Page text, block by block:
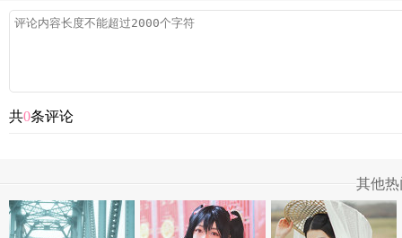
共0条评论
其他